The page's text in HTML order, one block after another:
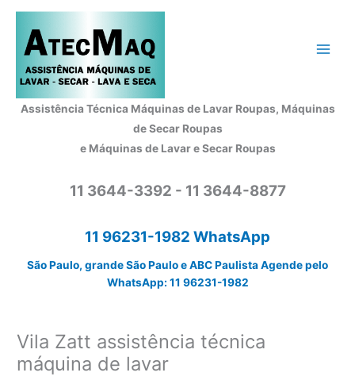
Assistência Técnica Máquinas de Lavar Roupas, Máquinas
de Secar Roupas
e Máquinas de Lavar e Secar Roupas
11 3644-3392 - 11 3644-8877
11 96231-1982 WhatsApp
São Paulo, grande São Paulo e ABC Paulista Agende pelo
WhatsApp: 11 96231-1982
Vila Zatt assistência técnica
máquina de lavar